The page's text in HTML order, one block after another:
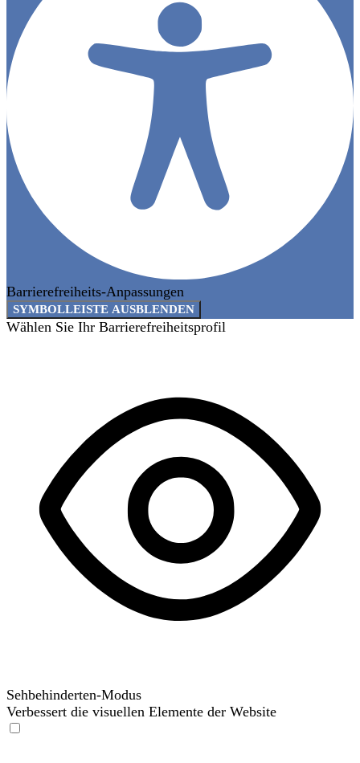
Barrierefreiheits-Anpassungen
SYMBOLLEISTE AUSBLENDEN
Wählen Sie Ihr Barrierefreiheitsprofil
Sehbehinderten-Modus
Verbessert die visuellen Elemente der Website